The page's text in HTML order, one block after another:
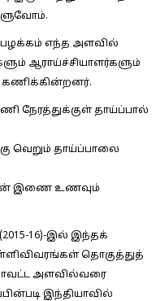
பழக்கம் எந்த அளவில்
ஆராய்ச்சியாளர்களும்
கணிக்கின்றனர்.
நேரத்துக்குள் தாய்ப்பால்
வெறும் தாய்ப்பாலை
இணை உணவும்
16)-இல் இந்தக்
தொகுத்துத்
அளவில்வரை
இந்தியாவில்